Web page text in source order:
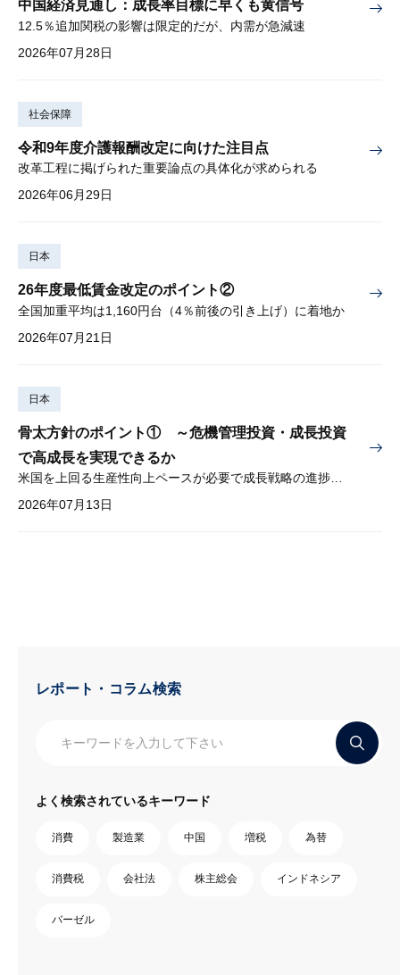
中国経済見通し：成長率目標に早くも黄信号
12.5％追加関税の影響は限定的だが、内需が急減速
2026年07月28日
社会保障
令和9年度介護報酬改定に向けた注目点
改革工程に掲げられた重要論点の具体化が求められる
2026年06月29日
日本
26年度最低賃金改定のポイント②
全国加重平均は1,160円台（4％前後の引き上げ）に着地か
2026年07月21日
日本
骨太方針のポイント① ～危機管理投資・成長投資
で高成長を実現できるか
米国を上回る生産性向上ペースが必要で成長戦略の進捗管理も課題
2026年07月13日
レポート・コラム検索
よく検索されているキーワード
消費 製造業 中国 増税 為替
消費税 会社法 株主総会 インドネシア
バーゼル